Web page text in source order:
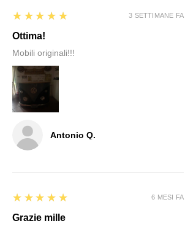
Antonio Q.
5
★★★★★
Ottima!
Mobili originali!!!
3 SETTIMANE FA
5
★★★★★
Grazie mille
6 MESI FA